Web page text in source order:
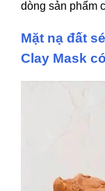
dòng sản phẩm
Mặt nạ đất
Clay Mask